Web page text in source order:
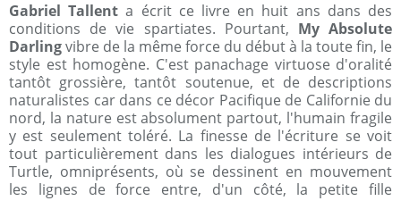
Gabriel Tallent a écrit ce livre en huit ans dans des
conditions de vie spartiates. Pourtant, My Absolute
Darlingvibre de la même force du début à la toute fin, le
style est homogène. C'est panachage virtuose d'oralité
tantôt grossière, tantôt soutenue, et de descriptions
naturalistes car dans ce décor Pacifique de Californie du
nord, la nature est absolument partout, l'humain fragile
y est seulement toléré. La finesse de l'écriture se voit
tout particulièrement dans les dialogues intérieurs de
Turtle, omniprésents, où se dessinent en mouvement
les lignes de force entre, d'un côté, la petite fille